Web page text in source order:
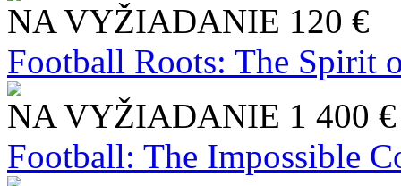
NA VYŽIADANIE 120 €
Football Roots: The Spirit
NA VYŽIADANIE 1 400 €
Football: The Impossible